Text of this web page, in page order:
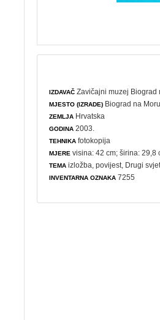
IZDAVAČ Zavičajni muzej Biograd
MJESTO (IZRADE) Biograd na Moru
ZEMLJA Hrvatska
GODINA 2003.
TEHNIKA fotokopija
MJERE visina: 42 cm; širina: 29,8
TEMA izložba ,povijest Drugi
INVENTARNA OZNAKA 7255